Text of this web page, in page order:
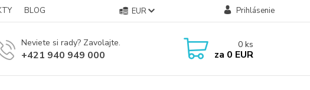
BLOG EUR Prihlásenie
Neviete si rady? Zavolajte.
+421 940 949 000
0 ks
za 0 EUR